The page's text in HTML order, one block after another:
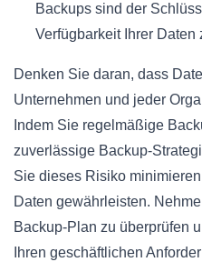
Backups sind der
Verfügbarkeit Ihrer Daten
Denken Sie daran, dass
Unternehmen und jeder
Indem Sie regelmäßige
zuverlässige Backup-
Sie dieses Risiko
Daten gewährleisten.
Backup-Plan zu überprüfen
Ihren geschäftlichen